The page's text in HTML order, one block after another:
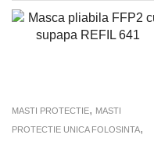
MASTI PROTECTIE, MASTI
PROTECTIE UNICA FOLOSINTA,